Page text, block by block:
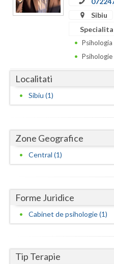
Cluj
Dolj
Galati
Gorj
Hunedoara
Ialomita
Ilfov
Sibiu
Psihologie
Localitati
Sibiu (1)
Zone Geografice
Central (1)
Forme Juridice
Cabinet de psihologie (1)
Tip Terapie